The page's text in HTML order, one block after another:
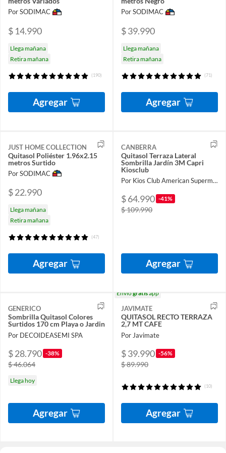
Por SODIMAC
$ 14.990
Llega mañana
Retira mañana
(190)
Agregar
Por SODIMAC
$ 39.990
Llega mañana
Retira mañana
(71)
Agregar
JUST HOME COLLECTION
Quitasol Poliéster 1.96x2.15
metros Surtido
Por SODIMAC
$ 22.990
Llega mañana
Retira mañana
(47)
Agregar
CANBERRA
Quitasol Terraza Lateral
Sombrilla Jardín 3M Capri
Kiosclub
Por Kios Club American Supermarket
$ 64.990 -41%
$ 109.990
Agregar
GENERICO
Sombrilla Quitasol Colores
Surtidos 170 cm Playa o Jardin
Por DECOIDEASEMI SPA
$ 28.790 -38%
$ 46.064
Llega hoy
Agregar
Envíogratisapp
JAVIMATE
QUITASOL RECTO TERRAZA
2,7 MT CAFE
Por Javimate
$ 39.990 -56%
$ 89.990
(10)
Agregar